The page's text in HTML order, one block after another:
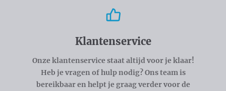
Klantenservice
Onze klantenservice staat altijd voor je klaar!
Heb je vragen of hulp nodig? Ons team is
bereikbaar en helpt je graag verder voor de